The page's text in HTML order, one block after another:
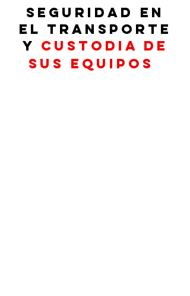
seguridad en
el transporte
y custodia de
sus equipos